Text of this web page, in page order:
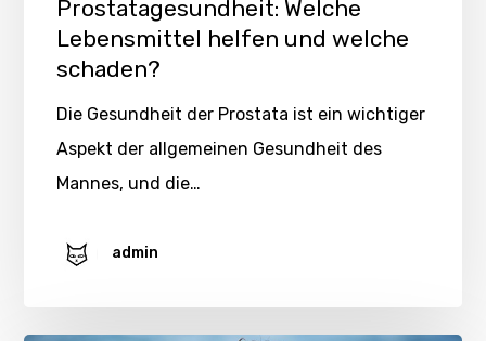
Prostatagesundheit: Welche
Lebensmittel helfen und welche
schaden?
Die Gesundheit der Prostata ist ein wichtiger
Aspekt der allgemeinen Gesundheit des
Mannes, und die…
admin